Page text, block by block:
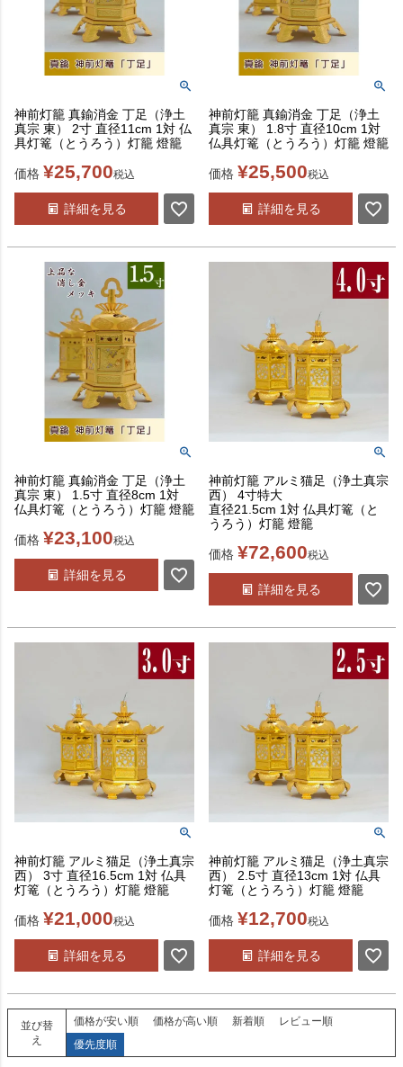
神前灯籠 真鍮消金 丁足（浄土
真宗 東） 2寸 直径11cm 1対 仏
具灯篭（とうろう）灯籠 燈籠
価格 ¥25,700税込
詳細を見る
神前灯籠 真鍮消金 丁足（浄土
真宗 東） 1.8寸 直径10cm 1対
仏具灯篭（とうろう）灯籠 燈籠
価格 ¥25,500税込
詳細を見る
神前灯籠 真鍮消金 丁足（浄土
真宗 東） 1.5寸 直径8cm 1対
仏具灯篭（とうろう）灯籠 燈籠
価格 ¥23,100税込
詳細を見る
神前灯籠 アルミ猫足（浄土真宗
西） 4寸特大
直径21.5cm 1対 仏具灯篭（と
うろう）灯籠 燈籠
価格 ¥72,600税込
詳細を見る
神前灯籠 アルミ猫足（浄土真宗
西） 3寸 直径16.5cm 1対 仏具
灯篭（とうろう）灯籠 燈籠
価格 ¥21,000税込
詳細を見る
神前灯籠 アルミ猫足（浄土真宗
西） 2.5寸 直径13cm 1対 仏具
灯篭（とうろう）灯籠 燈籠
価格 ¥12,700税込
詳細を見る
並び替
え
価格が安い順 価格が高い順 新着順
レビュー順
優先度順